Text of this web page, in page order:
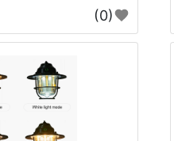
(0)